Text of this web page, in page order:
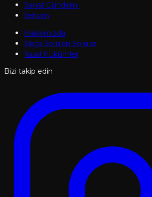
Sanat Gündemi
İletişim
Hakkımızda
Sıkça Sorulan Sorular
Yasal Hükümler
Bizi takip edin